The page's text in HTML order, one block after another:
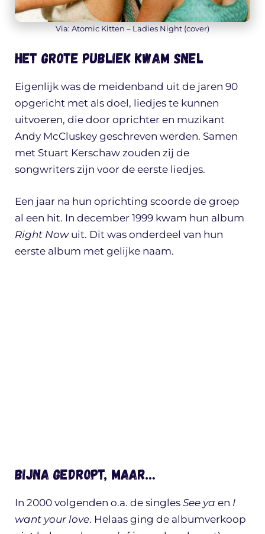
Via: Atomic Kitten – Ladies Night (cover)
Het grote publiek kwam snel
Eigenlijk was de meidenband uit de jaren 90
opgericht met als doel, liedjes te kunnen
uitvoeren, die door oprichter en muzikant
Andy McCluskey geschreven werden. Samen
met Stuart Kerschaw zouden zij de
songwriters zijn voor de eerste liedjes.
Een jaar na hun oprichting scoorde de groep
al een hit. In december 1999 kwam hun album
Right Nowuit. Dit was onderdeel van hun
eerste album met gelijke naam.
Bijna gedropt, maar…
In 2000 volgenden o.a. de singles See ya en I
want your love. Helaas ging de albumverkoop